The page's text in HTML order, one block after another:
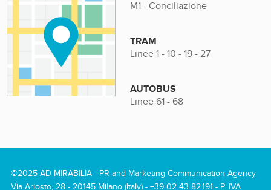
M1 - Conciliazione
TRAM
Linee 1 - 10 - 19 - 27
AUTOBUS
Linee 61 - 68
©2025 AD MIRABILIA - PR and Marketing Communication Agency
Via Ariosto, 28 - 20145 Milano (Italy) - +39 02 43 82.191 - P. IVA